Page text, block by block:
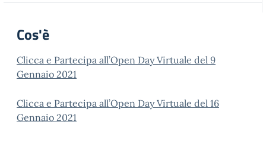
Cos'è
Clicca e Partecipa all’Open Day Virtuale del 9
Gennaio 2021
Clicca e Partecipa all’Open Day Virtuale del 16
Gennaio 2021